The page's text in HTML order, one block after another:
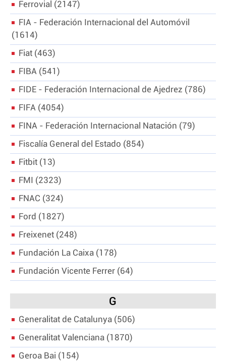
Ferrovial
2147
FIA - Federación Internacional del Automóvil
1614
Fiat 463
FIBA
541
FIDE - Federación Internacional de Ajedrez
786
FIFA 4054
FINA - Federación Internacional Natación
79
Fiscalía General del Estado
854
Fitbit
13
FMI
2323
FNAC
324
Ford
1827
Freixenet
248
Fundación La Caixa
178
Fundación Vicente Ferrer
64
G
Generalitat de Catalunya
506
Generalitat Valenciana
1870
Geroa Bai
154